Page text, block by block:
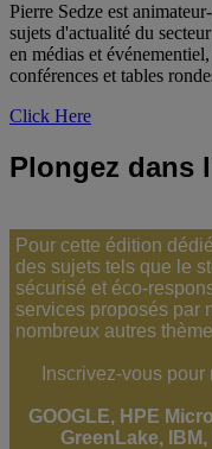
Pierre Sedze est
sujets d'actualité du
en médias et
conférences et tables
Click Here
Plongez dans
Pour cette édition
des sujets tels que le
sécurisé et éco-
services proposés par
nombreux autres
Inscrivez-vous
GOOGLE, HPE
GreenLake, IBM,